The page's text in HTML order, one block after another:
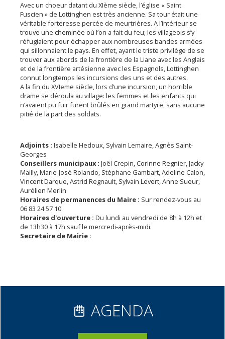
Avec un choeur datant du XIème siècle, l’église « Saint
Fuscien » de Lottinghen est très ancienne. Sa tour était une
véritable forteresse percée de meurtrières. A l’intérieur se
trouve une cheminée où l’on a fait du feu; les villageois s’y
réfugiaient pour échapper aux nombreuses bandes armées
qui sillonnaient le pays. En effet, ayant le triste privilège de se
trouver aux abords de la frontière de la Liane avec les Anglais
et de la frontière artésienne avec les Espagnols, Lottinghen
connut longtemps les incursions des uns et des autres.
A la fin du XVIeme siècle, lors d’une incursion, un horrible
drame se déroula au village: les femmes et les enfants qui
n’avaient pu fuir furent brûlés en grand martyre, sans aucune
pitié de la part des soldats.
Adjoints : Isabelle Hedoux, Sylvain Lemaire, Agnès Saint-
Georges
Conseillers municipaux : Joël Crepin, Corinne Regnier, Jacky
Mailly, Marie-José Rolando, Stéphane Gambart, Adeline Calon,
Vincent Darque, Astrid Regnault, Sylvain Levert, Anne Sueur,
Aurélien Merlin
Horaires de permanences du Maire : Sur rendez-vous au
06 83 24 57 10
Horaires d'ouverture : Du lundi au vendredi de 8h à 12h et
de 13h30 à 17h sauf le mercredi-après-midi.
Secretaire de Mairie :
AGENDA